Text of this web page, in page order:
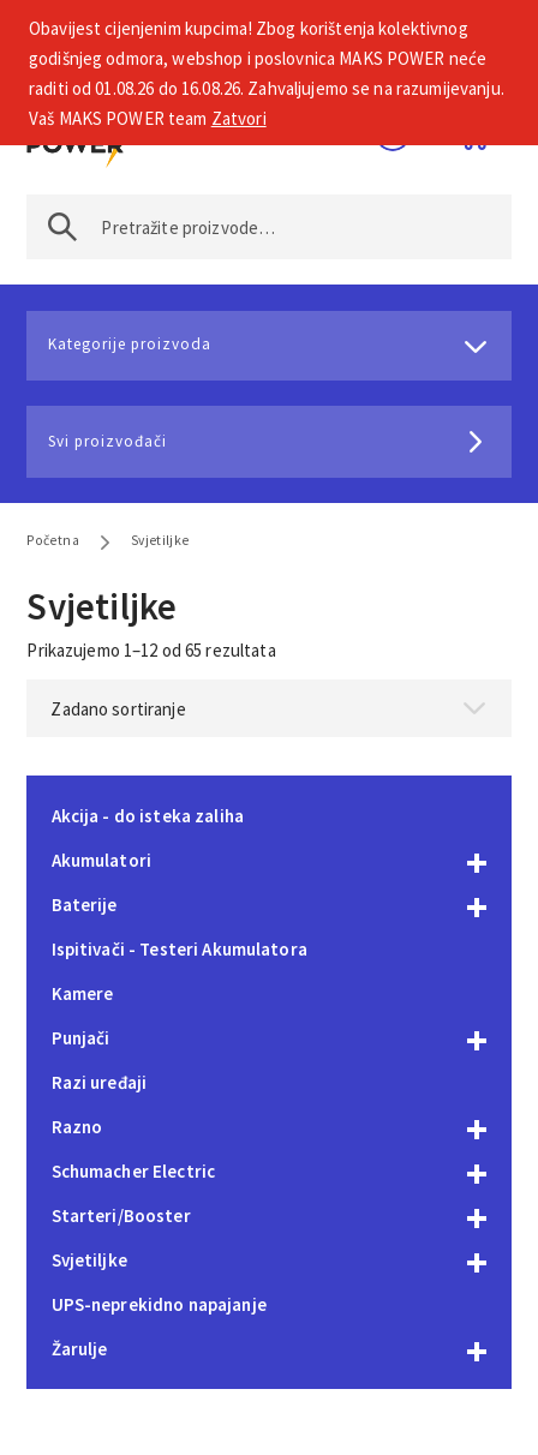
+385 1 2002 575
Kategorije proizvoda
Svi proizvođači
Početna Svjetiljke
Svjetiljke
Prikazujemo 1–12 od 65 rezultata
Akcija - do isteka zaliha
Akumulatori
Baterije
Ispitivači - Testeri Akumulatora
Kamere
Punjači
Razi uređaji
Razno
Schumacher Electric
Starteri/Booster
Svjetiljke
UPS-neprekidno napajanje
Žarulje
Obavijest cijenjenim kupcima! Zbog korištenja kolektivnog
godišnjeg odmora, webshop i poslovnica MAKS POWER neće
raditi od 01.08.26 do 16.08.26. Zahvaljujemo se na razumijevanju.
Vaš MAKS POWER team Zatvori